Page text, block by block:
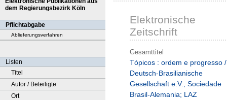
dem Regierungsbezirk Köln
Pflichtabgabe
Ablieferungsverfahren
Listen
Titel
Autor / Beteiligte
Ort
Elektronische
Zeitschrift
Gesamttitel
Tópicos : ordem e progresso /
Deutsch-Brasilianische
Gesellschaft e.V., Sociedade
Brasil-Alemania; LAZ